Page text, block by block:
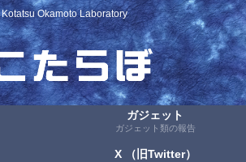
Kotatsu Okamoto Laboratory
ガジェット
ガジェット類の報告
X （旧Twitter）